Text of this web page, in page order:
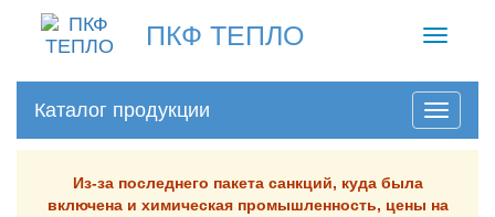
ПКФ ТЕПЛО
Toggle
Каталог продукции
Из-за последнего пакета санкций, куда была
включена и химическая промышленность, цены на